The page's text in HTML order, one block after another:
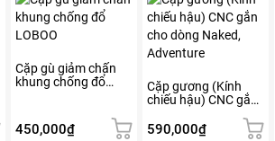
Cặp gù giảm chấn
khung chống đổ
450,000₫
Cặp gương (Kính
chiếu hậu) CNC gắn
Adventure
590,000₫